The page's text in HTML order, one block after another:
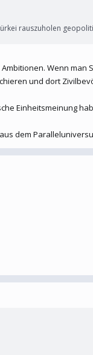
rauszuholen
Wenn
und dort
Einheitsmeinung
dem